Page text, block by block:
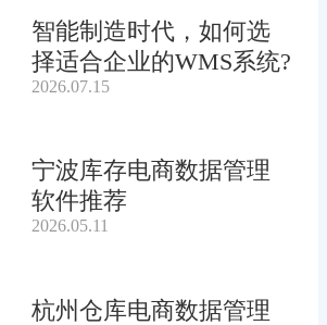
智能制造时代，如何选
择适合企业的WMS系统?
2026.07.15
宁波库存电商数据管理
软件推荐
2026.05.11
杭州仓库电商数据管理